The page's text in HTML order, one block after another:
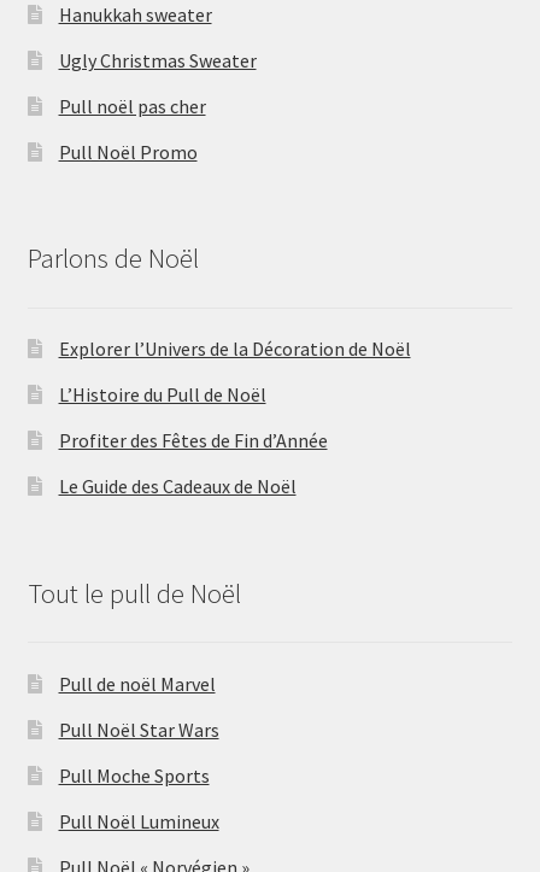
Hanukkah sweater
Ugly Christmas Sweater
Pull noël pas cher
Pull Noël Promo
Parlons de Noël
Explorer l’Univers de la Décoration de Noël
L’Histoire du Pull de Noël
Profiter des Fêtes de Fin d’Année
Le Guide des Cadeaux de Noël
Tout le pull de Noël
Pull de noël Marvel
Pull Noël Star Wars
Pull Moche Sports
Pull Noël Lumineux
Pull Noël « Norvégien »